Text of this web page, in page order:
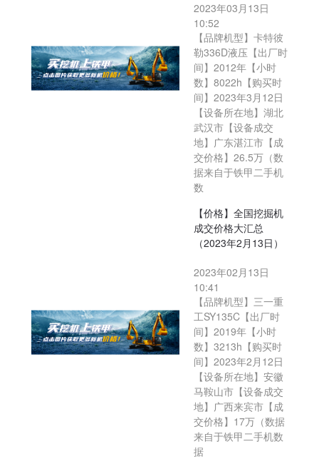
2023年03月13日
10:52
【品牌机型】卡特彼
勒336D液压【出厂时
间】2012年【小时
数】8022h【购买时
间】2023年3月12日
【设备所在地】湖北
武汉市【设备成交
地】广东湛江市【成
交价格】26.5万（数
据来自于铁甲二手机
数
【价格】全国挖掘机
成交价格大汇总
（2023年2月13日）
2023年02月13日
10:41
【品牌机型】三一重
工SY135C【出厂时
间】2019年【小时
数】3213h【购买时
间】2023年2月12日
【设备所在地】安徽
马鞍山市【设备成交
地】广西来宾市【成
交价格】17万（数据
来自于铁甲二手机数
据